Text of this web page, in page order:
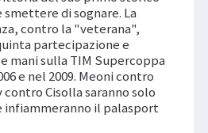
di sognare. La
contro la "veterana",
partecipazione e
mani sulla TIM Supercoppa
e nel 2009. Meoni contro
Cisolla saranno solo
infiammeranno il palasport